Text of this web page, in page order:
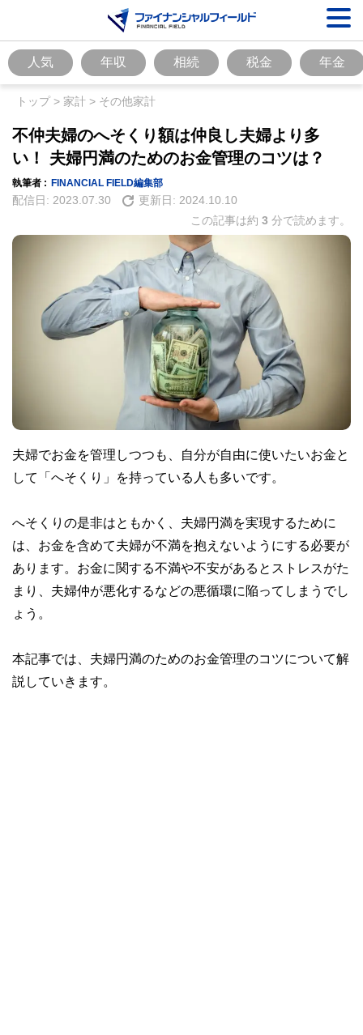
人気 年収 相続 税金 年金
トップ> 家計 > その他家計
不仲夫婦のへそくり額は仲良し夫婦より多
い！ 夫婦円満のためのお金管理のコツは？
執筆者 : FINANCIAL FIELD編集部
配信日: 2023.07.30 更新日: 2024.10.10
この記事は約 3 分で読めます。
夫婦でお金を管理しつつも、自分が自由に使いたいお金と
して「へそくり」を持っている人も多いです。
へそくりの是非はともかく、夫婦円満を実現するために
は、お金を含めて夫婦が不満を抱えないようにする必要が
あります。お金に関する不満や不安があるとストレスがた
まり、夫婦仲が悪化するなどの悪循環に陥ってしまうでし
ょう。
本記事では、夫婦円満のためのお金管理のコツについて解
説していきます。